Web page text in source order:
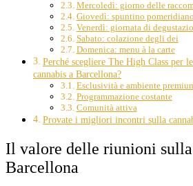
Mercoledì: giorno delle
Giovedì: spuntino pomeridiano
Venerdì: giornata di
Sabato: colazione degli dei
Domenica: menu à la carte
Perché scegliere The High Class per
cannabis a Barcellona?
Esclusività e ambiente
Programmazione costante
Comunità attiva
Provate i migliori incontri sulla
Il valore delle riunioni sulla
Barcellona